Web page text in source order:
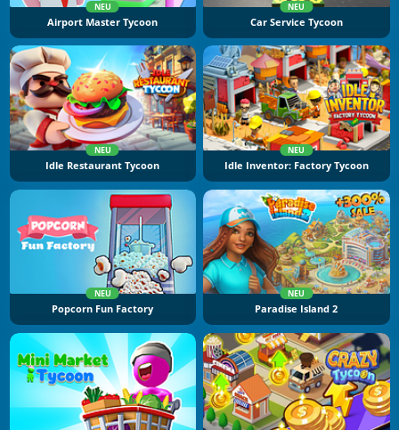
NEU
Airport Master Tycoon
NEU
Car Service Tycoon
NEU
Idle Restaurant Tycoon
NEU
Idle Inventor: Factory Tycoon
NEU
Popcorn Fun Factory
NEU
Paradise Island 2